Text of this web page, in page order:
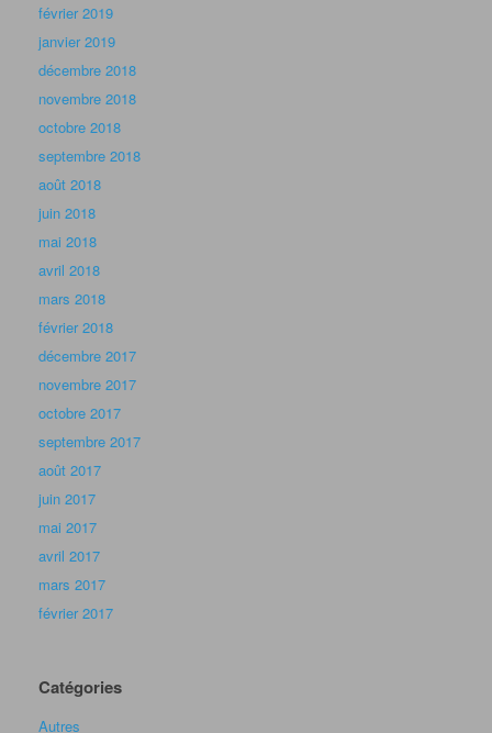
février 2019
janvier 2019
décembre 2018
novembre 2018
octobre 2018
septembre 2018
août 2018
juin 2018
mai 2018
avril 2018
mars 2018
février 2018
décembre 2017
novembre 2017
octobre 2017
septembre 2017
août 2017
juin 2017
mai 2017
avril 2017
mars 2017
février 2017
Catégories
Autres